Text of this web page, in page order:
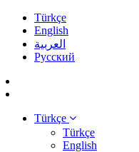
Türkçe
English
العربية
Pусский
Türkçe
Türkçe
English